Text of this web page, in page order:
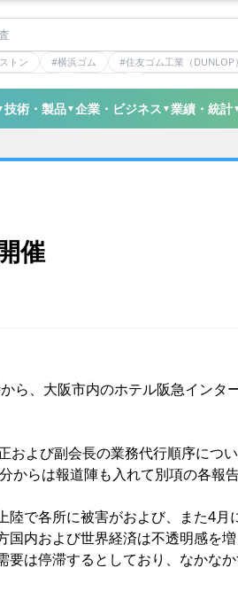
トン #横浜ゴム #住友ゴム工業（DUNLOP）
ッタ #デンカ #ミシュラン #三井化学
技術・製品▼企業・ビジネス ▼業績・統計
催
ら、大阪市内のホテル阪急インタ
よび副会長の業務代行順序につ
らは報道陣も入れて別項の各報告
で各所に被害がおよび、また4月
内および世界経済は不透明感を
は停滞するとしており、なかな